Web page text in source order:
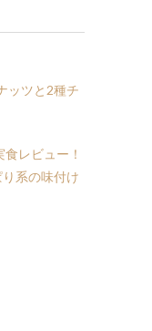
ッツと2種チ
レビュー！
系の味付け